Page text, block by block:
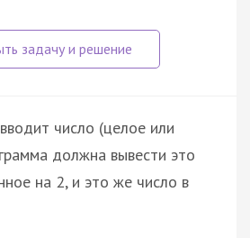
число (целое или
должна вывести это
на 2, и это же число в